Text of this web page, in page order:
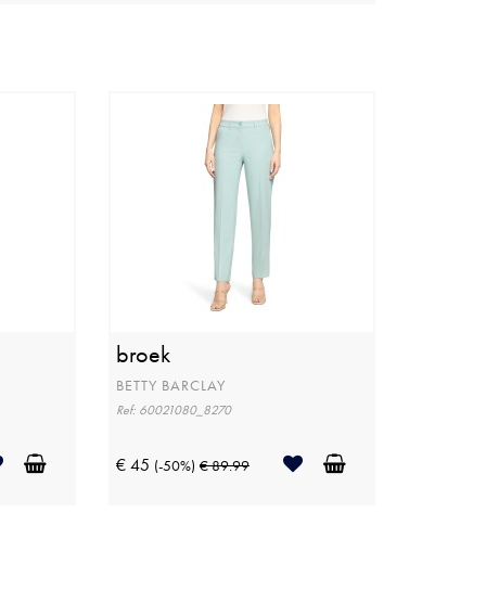
broek
BETTY BARCLAY
Ref: 60021080_8270
€ 45 (-50%) € 89.99